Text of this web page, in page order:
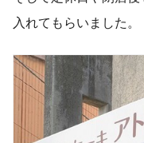
入れてもらいました。